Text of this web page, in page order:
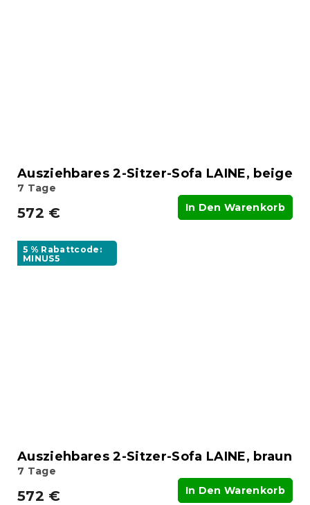
Ausziehbares 2-Sitzer-Sofa LAINE, beige
7 Tage
572 € In Den Warenkorb
5 % Rabattcode:
MINUS5
Ausziehbares 2-Sitzer-Sofa LAINE, braun
7 Tage
572 € In Den Warenkorb